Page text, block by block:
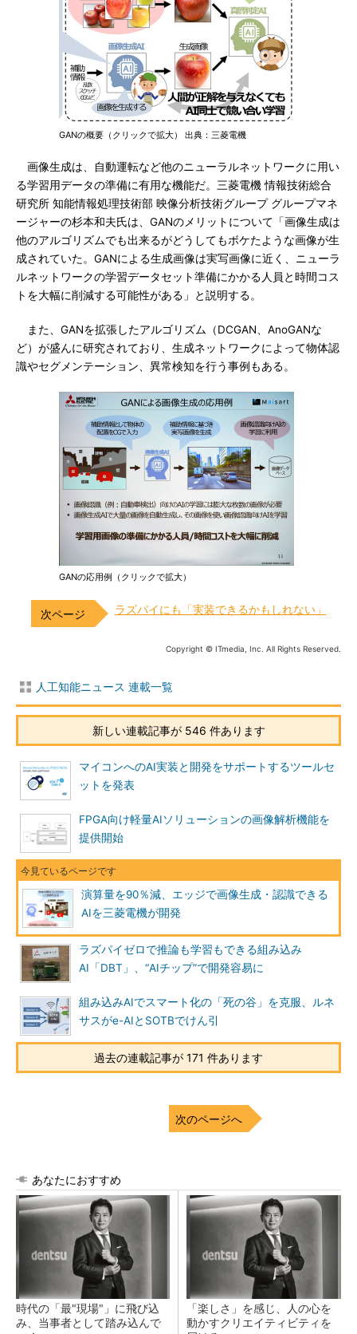
GANの概要（クリックで拡大） 出典：三菱電機
画像生成は、自動運転など他のニューラルネットワークに用い
る学習用データの準備に有用な機能だ。三菱電機 情報技術総合
研究所 知能情報処理技術部 映像分析技術グループ グループマネ
ージャーの杉本和夫氏は、GANのメリットについて「画像生成は
他のアルゴリズムでも出来るがどうしてもボケたような画像が生
成されていた。GANによる生成画像は実写画像に近く、ニューラ
ルネットワークの学習データセット準備にかかる人員と時間コス
トを大幅に削減する可能性がある」と説明する。
また、GANを拡張したアルゴリズム（DCGAN、AnoGANな
ど）が盛んに研究されており、生成ネットワークによって物体認
識やセグメンテーション、異常検知を行う事例もある。
GANの応用例（クリックで拡大）
ラズパイにも「実装できるかもしれない」
Copyright © ITmedia, Inc. All Rights Reserved.
人工知能ニュース 連載一覧
新しい連載記事が 546 件あります
マイコンへのAI実装と開発をサポートするツールセ
ットを発表
FPGA向け軽量AIソリューションの画像解析機能を
提供開始
演算量を90％減、エッジで画像生成・認識できる
AIを三菱電機が開発
ラズパイゼロで推論も学習もできる組み込み
AI「DBT」、“AIチップ”で開発容易に
組み込みAIでスマート化の「死の谷」を克服、ルネ
サスがe-AIとSOTBでけん引
過去の連載記事が 171 件あります
次のページへ
あなたにおすすめ
時代の「最"現場"」に飛び込
み、当事者として踏み込んで
「楽しさ」を感じ、人の心を
動かすクリエイティビティを